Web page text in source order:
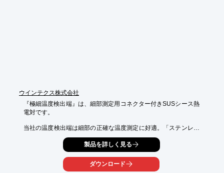
ウインテクス株式会社
『極細温度検出端』は、細部測定用コネクター付きSUSシース熱
電対です。
当社の温度検出端は細部の正確な温度測定に好適。「ステンレス
熱電対検出端」は、シース材質：SUS316、シース長さ：
300mm、測温接点が
非接地形となっております。
製品を詳しく見る
ダウンロード